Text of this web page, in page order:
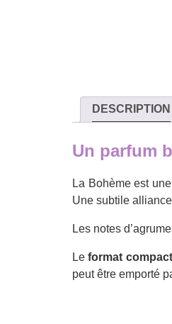
DESCRIPTION
Un parfum
La Bohème est
Une subtile
Les notes
Leformat
peut être emporté